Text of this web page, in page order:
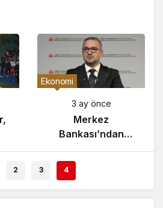
Son Dakika
3 ay önce
Çaykur Rizespor,
Beşiktaş’ı
2 3 4